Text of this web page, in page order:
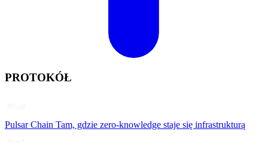
PROTOKÓŁ
Pulsar Chain Tam, gdzie zero-knowledge staje się infrastrukturą